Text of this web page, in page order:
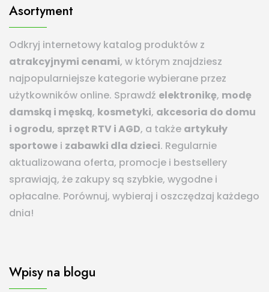
Asortyment
Odkryj internetowy katalog produktów z
atrakcyjnymi cenami, w którym znajdziesz
najpopularniejsze kategorie wybierane przez
użytkowników online. Sprawdź elektronikę, modę
damską i męską, kosmetyki, akcesoria do domu
i ogrodu, sprzęt RTV i AGD, a także artykuły
sportowe i zabawki dla dzieci. Regularnie
aktualizowana oferta, promocje i bestsellery
sprawiają, że zakupy są szybkie, wygodne i
opłacalne. Porównuj, wybieraj i oszczędzaj każdego
dnia!
Wpisy na blogu